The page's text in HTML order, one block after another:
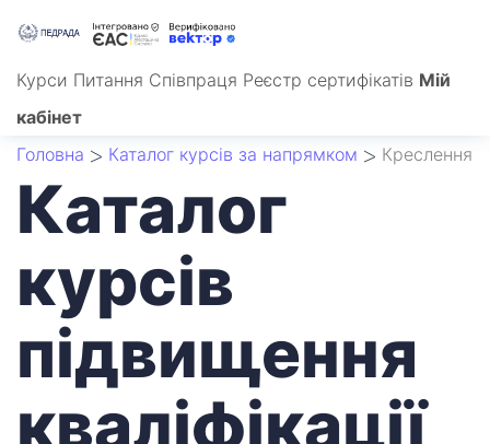
Курси Питання Співпраця Реєстр сертифікатів Мій
кабінет
Головна
Каталог курсів за напрямком Креслення
Каталог
курсів
підвищення
кваліфікації